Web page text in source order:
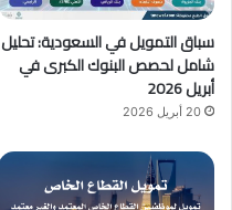
سباق التمويل في السعودية: تحليل
شامل لحصص البنوك الكبرى في
أبريل 2026
20 أبريل 2026